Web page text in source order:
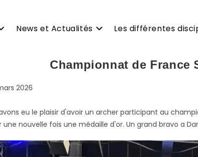
News et Actualités Les différentes
Championnat de France
2026
eu le plaisir d'avoir un archer participant au
nouvelle fois une médaille d'or. Un grand bravo a